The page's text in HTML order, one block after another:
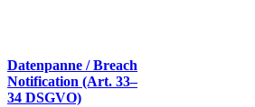
Datenpanne / Breach
Notification (Art. 33–
34 DSGVO)